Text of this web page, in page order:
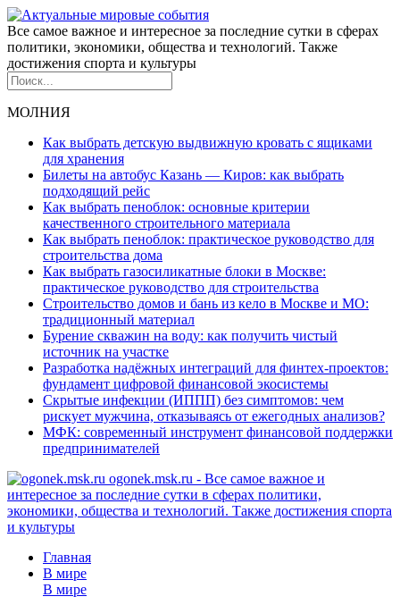
Все самое важное и интересное за последние сутки в сферах
политики, экономики, общества и технологий. Также
достижения спорта и культуры
МОЛНИЯ
Как выбрать детскую выдвижную кровать с ящиками
для хранения
Билеты на автобус Казань — Киров: как выбрать
подходящий рейс
Как выбрать пеноблок: основные критерии
качественного строительного материала
Как выбрать пеноблок: практическое руководство для
строительства дома
Как выбрать газосиликатные блоки в Москве:
практическое руководство для строительства
Строительство домов и бань из кело в Москве и МО:
традиционный материал
Бурение скважин на воду: как получить чистый
источник на участке
Разработка надёжных интеграций для финтех-проектов:
фундамент цифровой финансовой экосистемы
Скрытые инфекции (ИППП) без симптомов: чем
рискует мужчина, отказываясь от ежегодных анализов?
МФК: современный инструмент финансовой поддержки
предпринимателей
ogonek.msk.ru - Все самое важное и
интересное за последние сутки в сферах политики,
экономики, общества и технологий. Также достижения спорта
и культуры
Главная
В мире
В мире